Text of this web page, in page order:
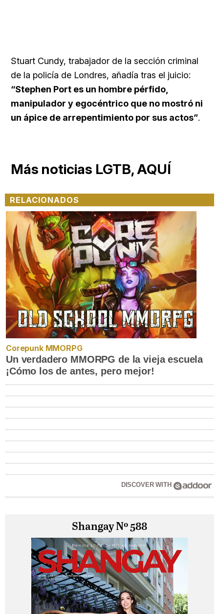
Stuart Cundy, trabajador de la sección criminal
de la policía de Londres, añadía tras el juicio:
“Stephen Port es un hombre pérfido,
manipulador y egocéntrico que no mostró ni
un ápice de arrepentimiento por sus actos”.
Más noticias LGTB, AQUÍ
RELACIONADOS
Corepunk MMORPG
Un verdadero MMORPG de la vieja escuela
¡Cómo los de antes, pero mejor!
DISCOVER WITH
Shangay Nº 588